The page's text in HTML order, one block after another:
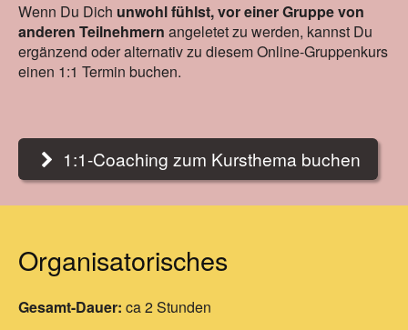
Über mich
Kontakt
Wenn Du Dich unwohl fühlst, vor einer Gruppe von
anderen Teilnehmern angeletet zu werden, kannst Du
ergänzend oder alternativ zu diesem Online-Gruppenkurs
einen 1:1 Termin buchen.
1:1-Coaching zum Kursthema buchen
Organisatorisches
Gesamt-Dauer: ca 2 Stunden